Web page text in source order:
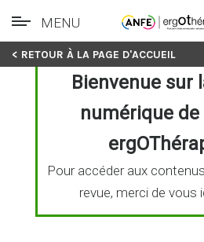
Skip
MENU
< RETOUR À LA PAGE D'ACCUEIL
Bienvenue sur
numérique de
Pour accéder aux
revue, merci de vous